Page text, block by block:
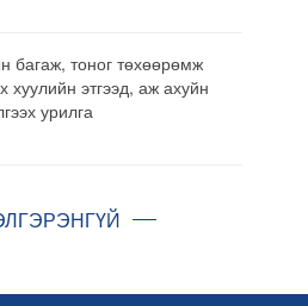
багаж, тоног төхөөрөмж
хуулийн этгээд, аж ахуйн
урилга